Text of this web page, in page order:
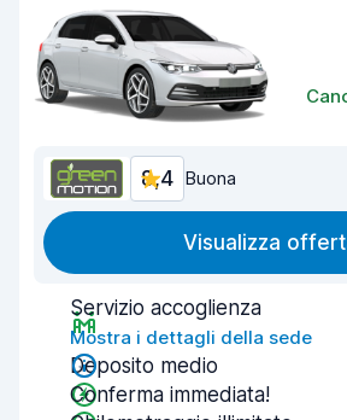
8,4 Buona
Visualizza
Servizio accoglienza
Mostra i dettagli della sede
Deposito medio
Conferma immediata!